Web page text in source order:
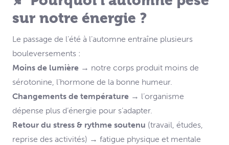
sur notre énergie ?
Le passage de l’été à l’automne entraîne plusieurs
bouleversements :
Moins de lumière → notre corps produit moins de
sérotonine, l’hormone de la bonne humeur.
Changements de température → l’organisme
dépense plus d’énergie pour s’adapter.
Retour du stress & rythme soutenu (travail, études,
reprise des activités) → fatigue physique et mentale